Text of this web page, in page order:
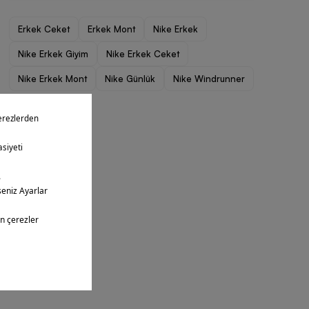
Erkek Ceket Erkek Mont Nike Erkek
Nike Erkek Giyim Nike Erkek Ceket
Nike Erkek Mont Nike Günlük Nike Windrunner